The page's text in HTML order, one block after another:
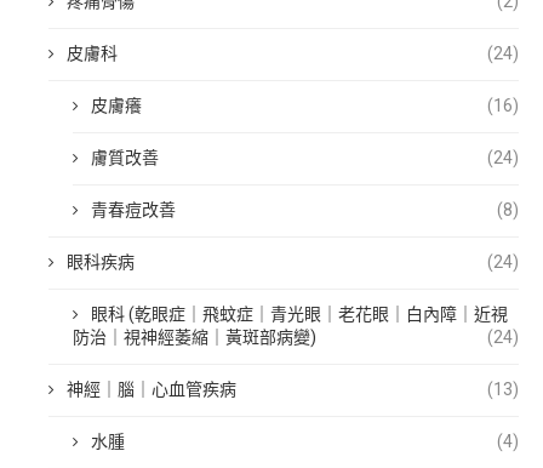
皮膚科 (24)
皮膚癢 (16)
膚質改善 (24)
青春痘改善 (8)
眼科疾病 (24)
眼科 (乾眼症｜飛蚊症｜青光眼｜老花眼｜白內障｜近視
防治｜視神經萎縮｜黃斑部病變)
(24)
神經｜腦｜心血管疾病 (13)
水腫 (4)